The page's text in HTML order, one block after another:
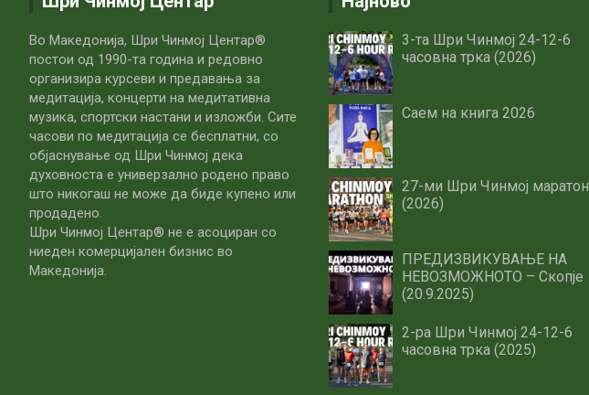
Во Македонија, Шри Чинмој Центар®
постои од 1990-та година и редовно
организира курсеви и предавања за
медитација, концерти на медитативна
музика, спортски настани и изложби. Сите
часови по медитацијa се бесплатни, со
објаснување од Шри Чинмој дека
духовноста е универзално родено право
што никогаш не може да биде купено или
продадено.
Шри Чинмој Центар® не е асоциран со
ниеден комерцијален бизнис во
Македонија.
3-та Шри Чинмој 24-12-6
часовна трка (2026)
Саем на книга 2026
27-ми Шри Чинмој маратон
(2026)
ПРЕДИЗВИКУВАЊЕ НА
НЕВОЗМОЖНОТО – Скопје
(20.9.2025)
2-ра Шри Чинмој 24-12-6
часовна трка (2025)